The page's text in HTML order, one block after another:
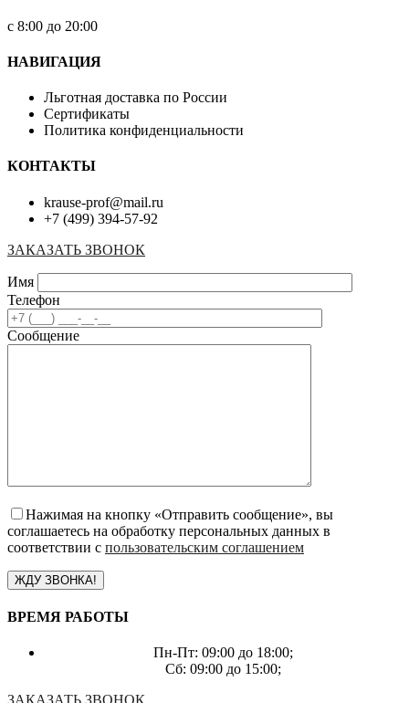
с 8:00 до 20:00
НАВИГАЦИЯ
Льготная доставка по России
Сертификаты
Политика конфиденциальности
КОНТАКТЫ
krause-prof@mail.ru
+7 (499) 394-57-92
ЗАКАЗАТЬ ЗВОНОК
Имя
Телефон
Сообщение
Нажимая на кнопку «Отправить сообщение», вы
соглашаетесь на обработку персональных данных в
соответствии с пользовательским соглашением
ВРЕМЯ РАБОТЫ
Пн-Пт: 09:00 до 18:00;
Сб: 09:00 до 15:00;